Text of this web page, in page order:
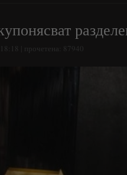
| прочетена: 87940